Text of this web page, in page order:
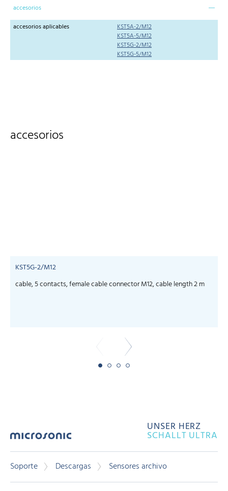
accesorios
accesorios aplicables
KST5A-2/M12
KST5A-5/M12
KST5G-2/M12
KST5G-5/M12
accesorios
KST5G-2/M12
cable, 5 contacts, female cable connector M12, cable length 2 m
UNSER HERZ
SCHALLT ULTRA
Soporte Descargas Sensores archivo